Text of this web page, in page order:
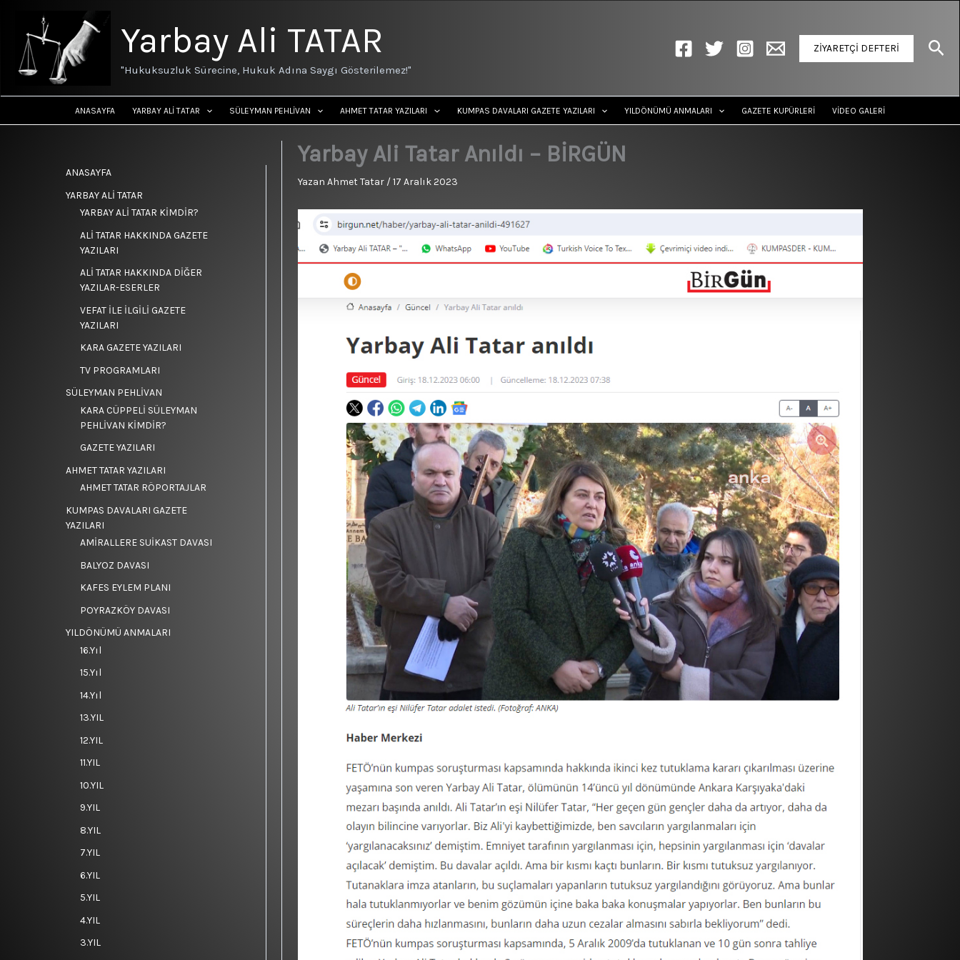
Yarbay Ali TATAR
"Hukuksuzluk Sürecine, Hukuk Adına Saygı Gösterilemez!"
ZİYARETÇİ DEFTERİ
ANASAYFA YARBAY ALİ TATAR SÜLEYMAN PEHLİVAN AHMET TATAR YAZILARI KUMPAS DAVALARI GAZETE YAZILARI YILDÖNÜMÜ ANMALARI GAZETE KUPÜRLERİ VİDEO GALERİ
ANASAYFA
YARBAY ALİ TATAR
YARBAY ALİ TATAR KİMDİR?
ALİ TATAR HAKKINDA GAZETE
YAZILARI
ALİ TATAR HAKKINDA DİĞER
YAZILAR-ESERLER
VEFAT İLE İLGİLİ GAZETE
YAZILARI
KARA GAZETE YAZILARI
TV PROGRAMLARI
SÜLEYMAN PEHLİVAN
KARA CÜPPELİ SÜLEYMAN
PEHLİVAN KİMDİR?
GAZETE YAZILARI
AHMET TATAR YAZILARI
AHMET TATAR RÖPORTAJLAR
KUMPAS DAVALARI GAZETE
YAZILARI
AMİRALLERE SUİKAST DAVASI
BALYOZ DAVASI
KAFES EYLEM PLANI
POYRAZKÖY DAVASI
YILDÖNÜMÜ ANMALARI
16.Yıl
15.Yıl
14.Yıl
13.YIL
12.YIL
11.YIL
10.YIL
9.YIL
8.YIL
7.YIL
6.YIL
5.YIL
4.YIL
3.YIL
Yarbay Ali Tatar Anıldı – BİRGÜN
Yazan Ahmet Tatar /17 Aralık 2023